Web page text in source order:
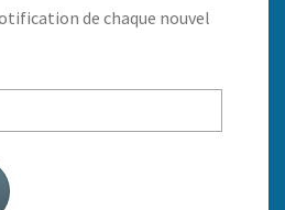
de chaque nouvel